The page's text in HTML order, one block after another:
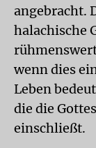
angebracht.
halachische
wenn dies
Leben
die die
einschließt.